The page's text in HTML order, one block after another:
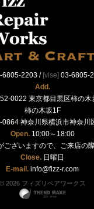
6805-2203/ [vise] 03-6805-
Add.
0022 東京都目黒区柿の木
柿の木坂1F
0864 神奈川県横浜市神奈川
Open.10:00～18:00
ざいますので、ご来店の
Close. 日曜日
E-mail. info@fizz-r.com
© 2026 フィズリペアワークス